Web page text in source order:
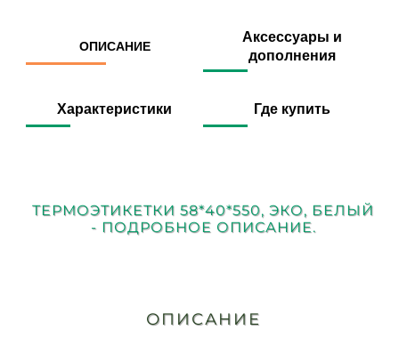
ОПИСАНИЕ
Аксессуары и
дополнения
Характеристики Где купить
ТЕРМОЭТИКЕТКИ 58*40*550, ЭКО, БЕЛЫЙ
- ПОДРОБНОЕ ОПИСАНИЕ.
ОПИСАНИЕ